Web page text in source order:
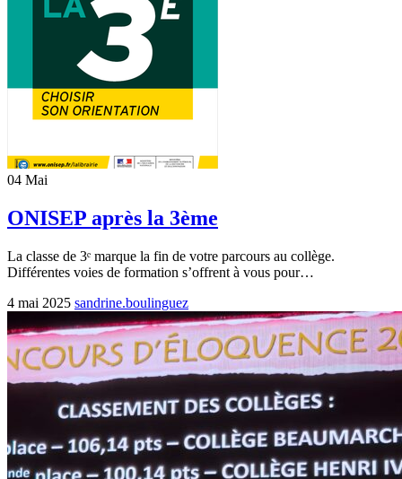
04 Mai
ONISEP après la 3ème
La classe de 3ᵉ marque la fin de votre parcours au collège.
Différentes voies de formation s’offrent à vous pour…
4 mai 2025 sandrine.boulinguez